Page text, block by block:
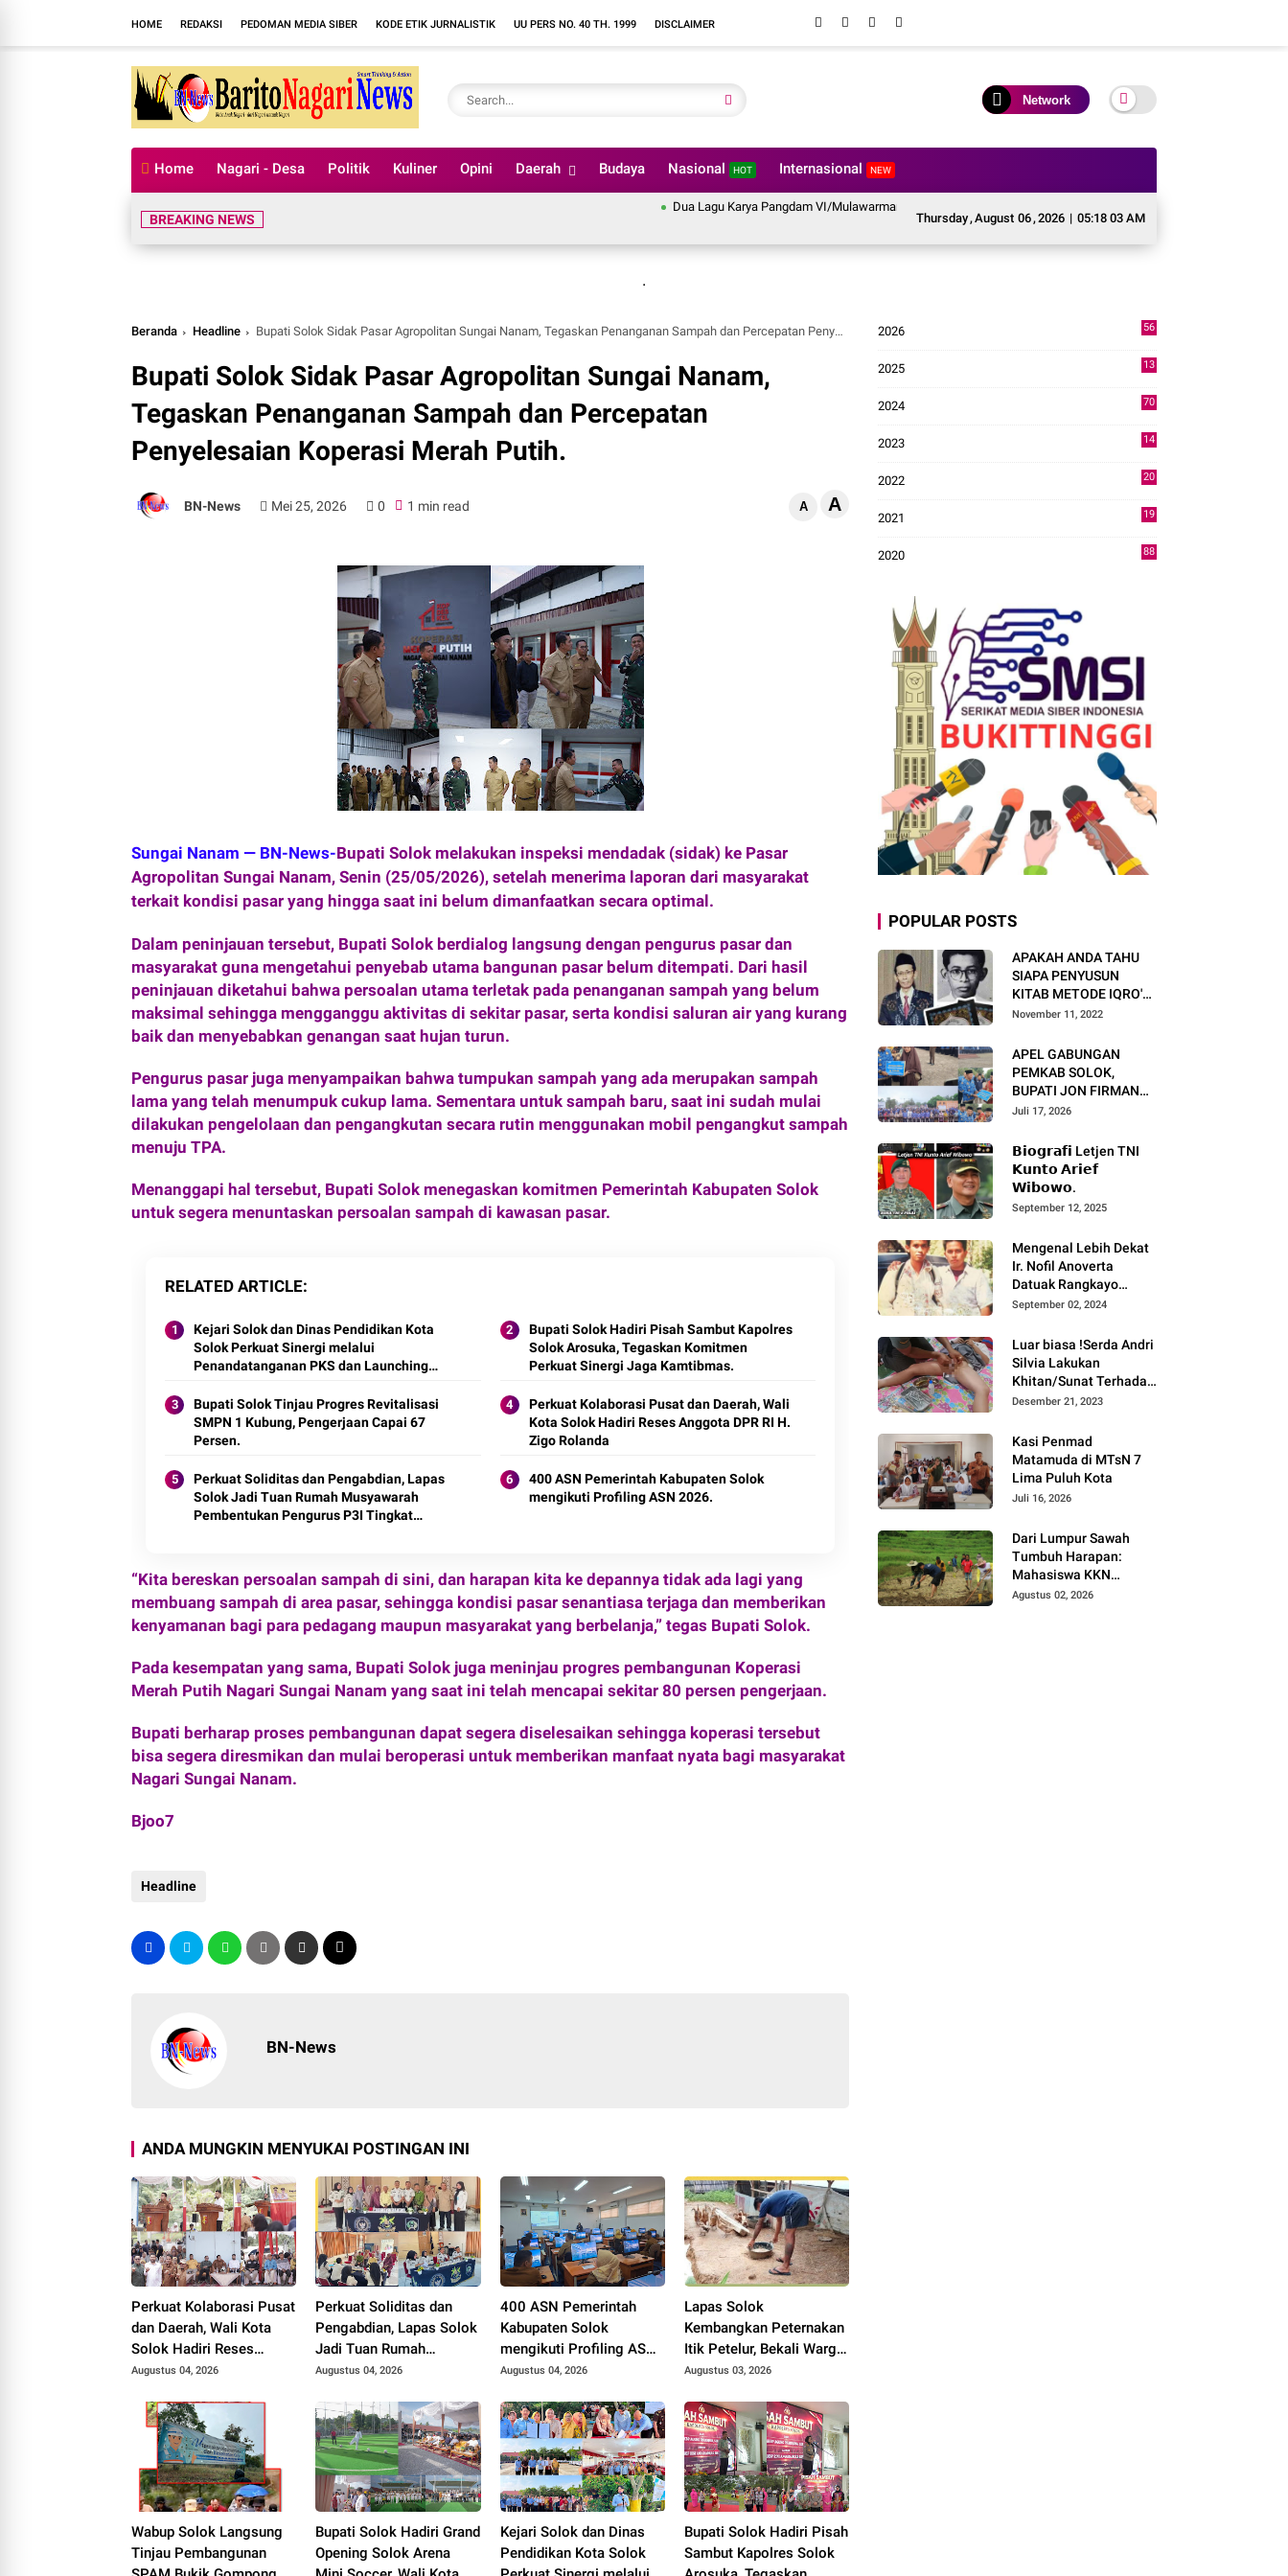
HOME REDAKSI PEDOMAN MEDIA SIBER KODE ETIK JURNALISTIK UU PERS NO. 40 TH. 1999 DISCLAIMER
Network
Home Nagari - Desa Politik Kuliner Opini Daerah Budaya Nasional HOT Internasional NEW
Thursday,August 06,2026 | 05:18 04 AM
BREAKING NEWS
Dua Lagu Karya Pangdam VI/Mulawarman Mayjen TNI Krido Pramono Jadi Ikon Singing Competition HUT ke 81 RI
.
Beranda Headline Bupati Solok Sidak Pasar Agropolitan Sungai Nanam, Tegaskan Penanganan Sampah dan Percepatan Penyelesaian Koperasi Merah Putih.
Bupati Solok Sidak Pasar Agropolitan Sungai Nanam,
Tegaskan Penanganan Sampah dan Percepatan
Penyelesaian Koperasi Merah Putih.
BN-News Mei 25, 2026 0 1 min read A A
Sungai Nanam — BN-News-Bupati Solok melakukan inspeksi mendadak (sidak) ke Pasar
Agropolitan Sungai Nanam, Senin (25/05/2026), setelah menerima laporan dari masyarakat
terkait kondisi pasar yang hingga saat ini belum dimanfaatkan secara optimal.
Dalam peninjauan tersebut, Bupati Solok berdialog langsung dengan pengurus pasar dan
masyarakat guna mengetahui penyebab utama bangunan pasar belum ditempati. Dari hasil
peninjauan diketahui bahwa persoalan utama terletak pada penanganan sampah yang belum
maksimal sehingga mengganggu aktivitas di sekitar pasar, serta kondisi saluran air yang kurang
baik dan menyebabkan genangan saat hujan turun.
Pengurus pasar juga menyampaikan bahwa tumpukan sampah yang ada merupakan sampah
lama yang telah menumpuk cukup lama. Sementara untuk sampah baru, saat ini sudah mulai
dilakukan pengelolaan dan pengangkutan secara rutin menggunakan mobil pengangkut sampah
menuju TPA.
Menanggapi hal tersebut, Bupati Solok menegaskan komitmen Pemerintah Kabupaten Solok
untuk segera menuntaskan persoalan sampah di kawasan pasar.
RELATED ARTICLE
Kejari Solok dan Dinas Pendidikan Kota
Solok Perkuat Sinergi melalui
Penandatanganan PKS dan Launching
Bupati Solok Hadiri Pisah Sambut Kapolres
Solok Arosuka, Tegaskan Komitmen
Perkuat Sinergi Jaga Kamtibmas.
Bupati Solok Tinjau Progres Revitalisasi
SMPN 1 Kubung, Pengerjaan Capai 67
Perkuat Kolaborasi Pusat dan Daerah, Wali
Kota Solok Hadiri Reses Anggota DPR RI H.
Zigo Rolanda
Perkuat Soliditas dan Pengabdian, Lapas
Solok Jadi Tuan Rumah Musyawarah
Pembentukan Pengurus P3I Tingkat
400 ASN Pemerintah Kabupaten Solok
mengikuti Profiling ASN 2026.
“Kita bereskan persoalan sampah di sini, dan harapan kita ke depannya tidak ada lagi yang
membuang sampah di area pasar, sehingga kondisi pasar senantiasa terjaga dan memberikan
kenyamanan bagi para pedagang maupun masyarakat yang berbelanja,” tegas Bupati Solok.
Pada kesempatan yang sama, Bupati Solok juga meninjau progres pembangunan Koperasi
Merah Putih Nagari Sungai Nanam yang saat ini telah mencapai sekitar 80 persen pengerjaan.
Bupati berharap proses pembangunan dapat segera diselesaikan sehingga koperasi tersebut
bisa segera diresmikan dan mulai beroperasi untuk memberikan manfaat nyata bagi masyarakat
Nagari Sungai Nanam.
Bjoo7
Headline
BN-News
ANDA MUNGKIN MENYUKAI POSTINGAN INI
Perkuat Kolaborasi Pusat
dan Daerah, Wali Kota
Solok Hadiri Reses
Anggota DPR RI H. Zigo
Augustus 04, 2026
Perkuat Soliditas dan
Pengabdian, Lapas Solok
Jadi Tuan Rumah
Musyawarah
P3I Tingkat Daerah.
Augustus 04, 2026
400 ASN Pemerintah
Kabupaten Solok
mengikuti Profiling ASN
2026.
Augustus 04, 2026
Lapas Solok
Kembangkan Peternakan
Itik Petelur, Bekali Warga
Binaan dengan
Augustus 03, 2026
Wabup Solok Langsung
Tinjau Pembangunan
Bupati Solok Hadiri Grand
Opening Solok Arena
Kejari Solok dan Dinas
Pendidikan Kota Solok
Bupati Solok Hadiri Pisah
Sambut Kapolres Solok
2026
56
2025
13
2024
70
2023
14
2022
20
2021
19
2020
88
POPULAR POSTS
APAKAH ANDA TAHU
SIAPA PENYUSUN
KITAB METODE IQRO'?
INI BIOGRAFI KH. AS'AD
November 11, 2022
APEL GABUNGAN
PEMKAB SOLOK,
BUPATI JON FIRMAN
PANDU TEKANKAN ASN
DAN PELAYANAN
MASYARAKAT.
Juli 17, 2026
𝗕𝗶𝗼𝗴𝗿𝗮𝗳𝗶 Letjen TNI
𝗞𝘂𝗻𝘁𝗼 𝗔𝗿𝗶𝗲𝗳
𝗪𝗶𝗯𝗼𝘄𝗼.
September 12, 2025
Mengenal Lebih Dekat
Ir. Nofil Anoverta
Datuak Rangkayo
Batuah Cawako
September 02, 2024
Luar biasa !Serda Andri
Silvia Lakukan
Khitan/Sunat Terhadap
Anak Warga Binaannya
Desember 21, 2023
Kasi Penmad
Matamuda di MTsN 7
Lima Puluh Kota
Juli 16, 2026
Dari Lumpur Sawah
Tumbuh Harapan:
Mahasiswa KKN
Universitas Andalas
Agustus 02, 2026